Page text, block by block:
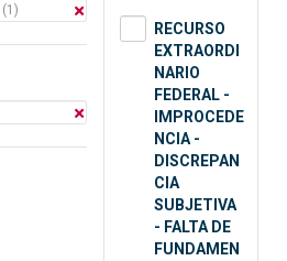
(1)
RECURSO
EXTRAORDI
NARIO
FEDERAL -
IMPROCEDE
NCIA -
DISCREPAN
CIA
SUBJETIVA
- FALTA DE
FUNDAMEN